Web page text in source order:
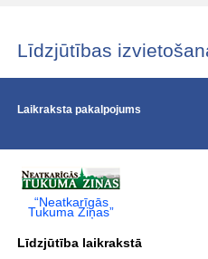
Līdzjūtības
Laikraksta pakalpojums
“Neatkarīgās
Tukuma Ziņas”
Līdzjūtība laikrakstā